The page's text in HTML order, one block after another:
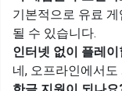
기본적으로 유료
될 수 있습니다.
인터넷 없이 플레
네, 오프라인에서